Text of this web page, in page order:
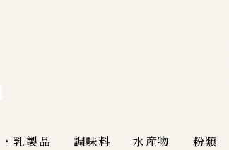
乳製品 調味料 水産物 粉類